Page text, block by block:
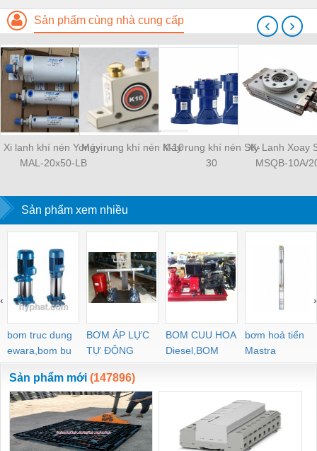
Sản phẩm cùng nhà cung cấp
Xi lanh khí nén Yongyi
MAL-20x50-LB
Máy rung khí nén K-10Máy rung khí nén SK-
30
Xy Lanh Xoay
MSQB-10A/
‹ ›
Sản phẩm xem nhiều
bom truc dung
ewara,bom bu
ewara
BƠM ÁP LỰC
TỰ ĐỘNG
BOM CUU HOA
Diesel,BOM
CHUA CHAY
bơm hoả tiển
Mastra
‹ ›
Sản phẩm mới (147896)